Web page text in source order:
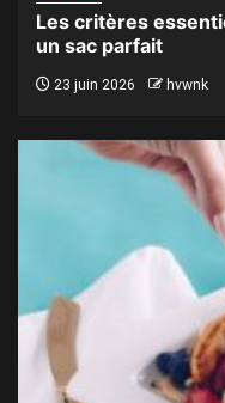
Les critères
un sac parfait
23 juin 2026 hvwnk